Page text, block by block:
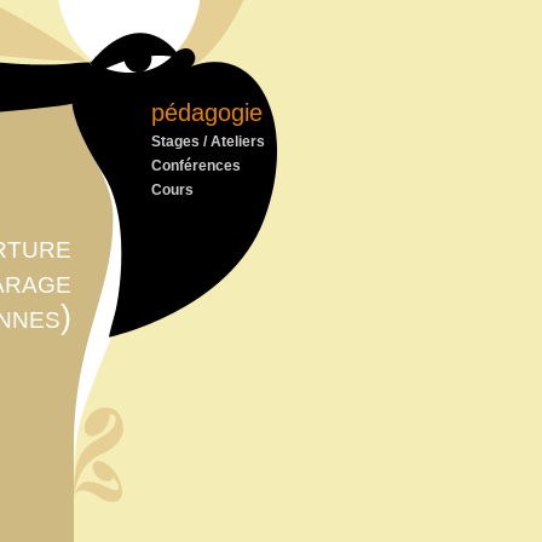
pédagogie
Stages / Ateliers
Conférences
Cours